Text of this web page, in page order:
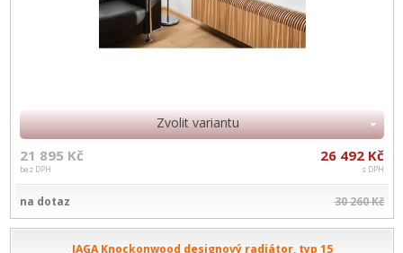
Zvolit variantu
21 895 Kč
bez DPH
26 492 Kč
s DPH
na dotaz 30 260 Kč
JAGA Knockonwood designový radiátor, typ 15